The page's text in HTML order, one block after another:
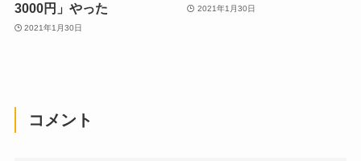
3000円」やった
2021年1月30日
2021年1月30日
コメント